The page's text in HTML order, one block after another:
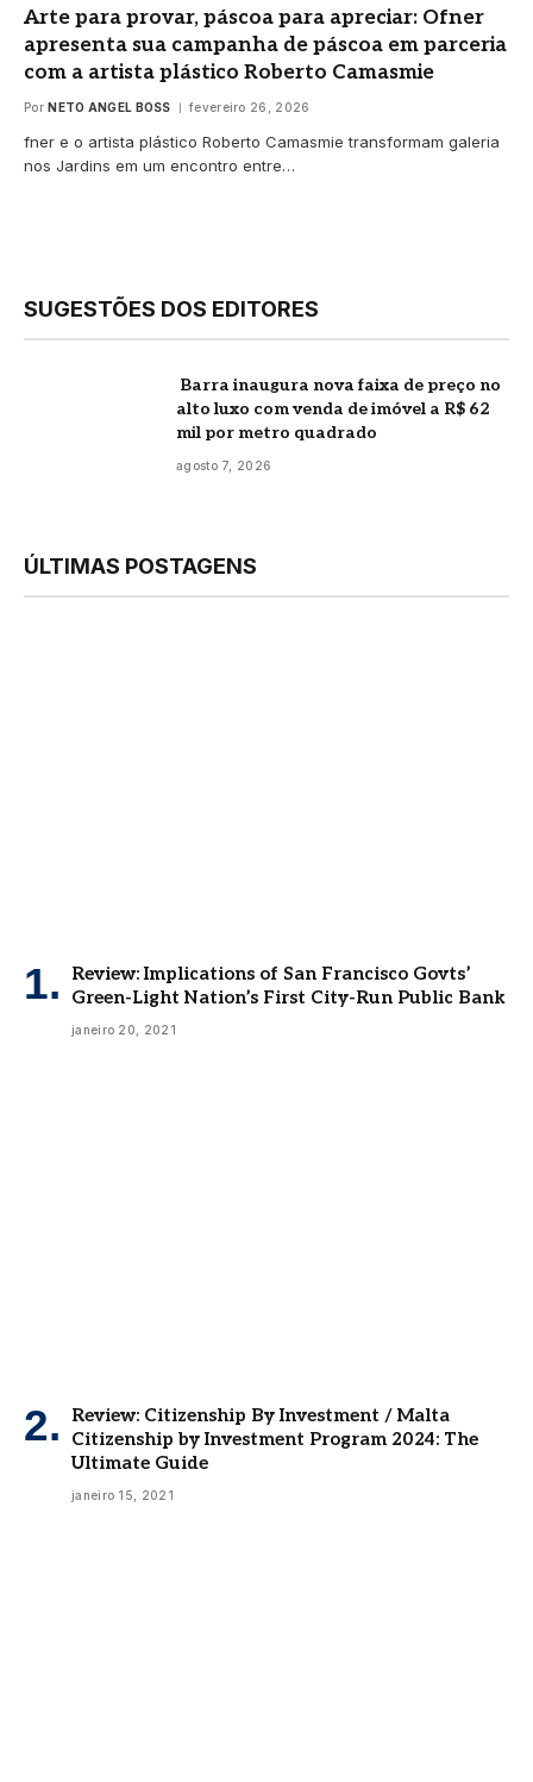
Arte para provar, páscoa para apreciar: Ofner
apresenta sua campanha de páscoa em parceria
com a artista plástico Roberto Camasmie
Por NETO ANGEL BOSS fevereiro 26, 2026
fner e o artista plástico Roberto Camasmie transformam galeria
nos Jardins em um encontro entre…
SUGESTÕES DOS EDITORES
Barra inaugura nova faixa de preço no
alto luxo com venda de imóvel a R$ 62
mil por metro quadrado
agosto 7, 2026
ÚLTIMAS POSTAGENS
Review: Implications of San Francisco Govts’
Green-Light Nation’s First City-Run Public Bank
janeiro 20, 2021
Review: Citizenship By Investment / Malta
Citizenship by Investment Program 2024: The
Ultimate Guide
janeiro 15, 2021